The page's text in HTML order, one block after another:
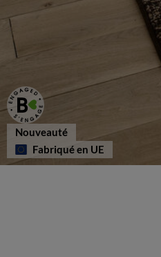
Nouveauté
Fabriqué en UE